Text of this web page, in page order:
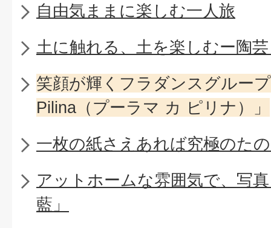
自由気ままに楽しむ一人旅
土に触れる、土を楽しむー陶
笑顔が輝くフラダンスグルー
Pilina（プーラマ カ ピリナ）」
一枚の紙さえあれば究極のた
アットホームな雰囲気で、写
藍」